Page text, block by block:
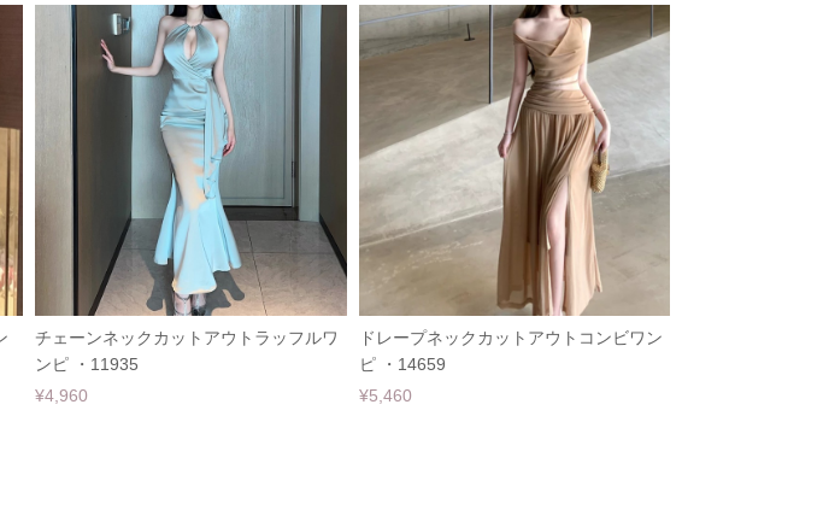
チェーンネックカットアウトラッフルワ
ンピ ・11935
¥4,960
ドレープネックカットアウトコンビワン
ピ ・14659
¥5,460